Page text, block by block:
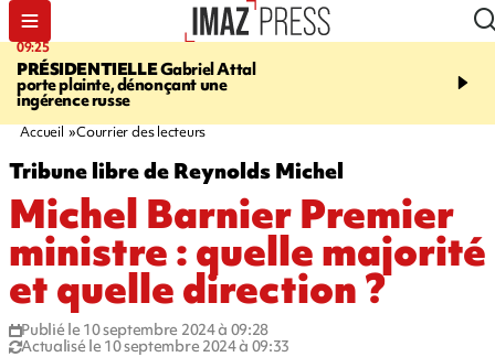
09:25
PRÉSIDENTIELLEGabriel Attal
porte plainte, dénonçant une
ingérence russe
11:43
accident après le virage
Accueil Courrier des lecteurs
Tribune libre de Reynolds Michel
Michel Barnier Premier
ministre : quelle majorité
et quelle direction ?
Publié le 10 septembre 2024 à 09:28
Actualisé le 10 septembre 2024 à 09:33